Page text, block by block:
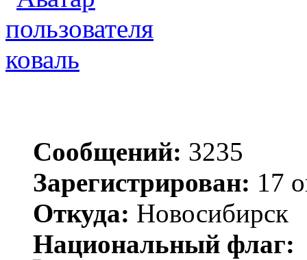
коваль
Сообщений: 3235
Зарегистрирован: 17
Откуда: Новосибирск
Национальный флаг: